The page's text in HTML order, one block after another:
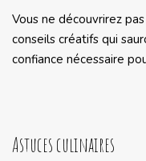
Vous ne découvrirez
conseils créatifs qui
confiance nécessaire
Astuces culinaires